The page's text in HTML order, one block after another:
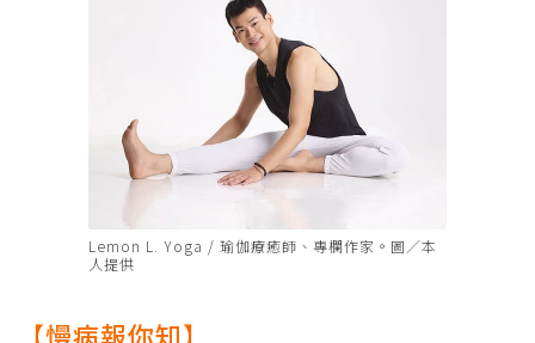
Lemon L. Yoga / 瑜伽療癒師、專欄作家。圖／本
人提供
【慢病報你知】